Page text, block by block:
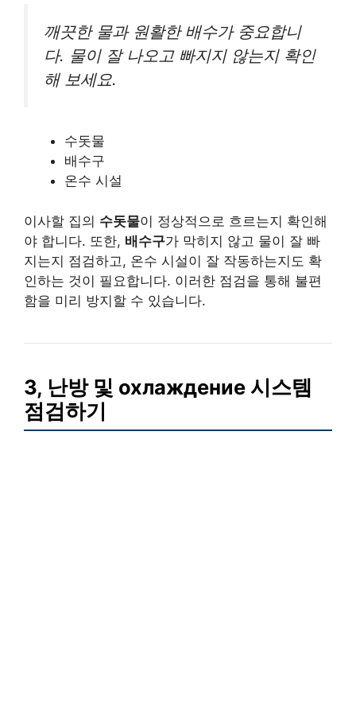
깨끗한 물과 원활한 배수가 중요합니
다. 물이 잘 나오고 빠지지 않는지 확인
해 보세요.
수돗물
배수구
온수 시설
이사할 집의 수돗물이 정상적으로 흐르는지 확인해
야 합니다. 또한, 배수구가 막히지 않고 물이 잘 빠
지는지 점검하고, 온수 시설이 잘 작동하는지도 확
인하는 것이 필요합니다. 이러한 점검을 통해 불편
함을 미리 방지할 수 있습니다.
3, 난방 및 охлаждение 시스템
점검하기